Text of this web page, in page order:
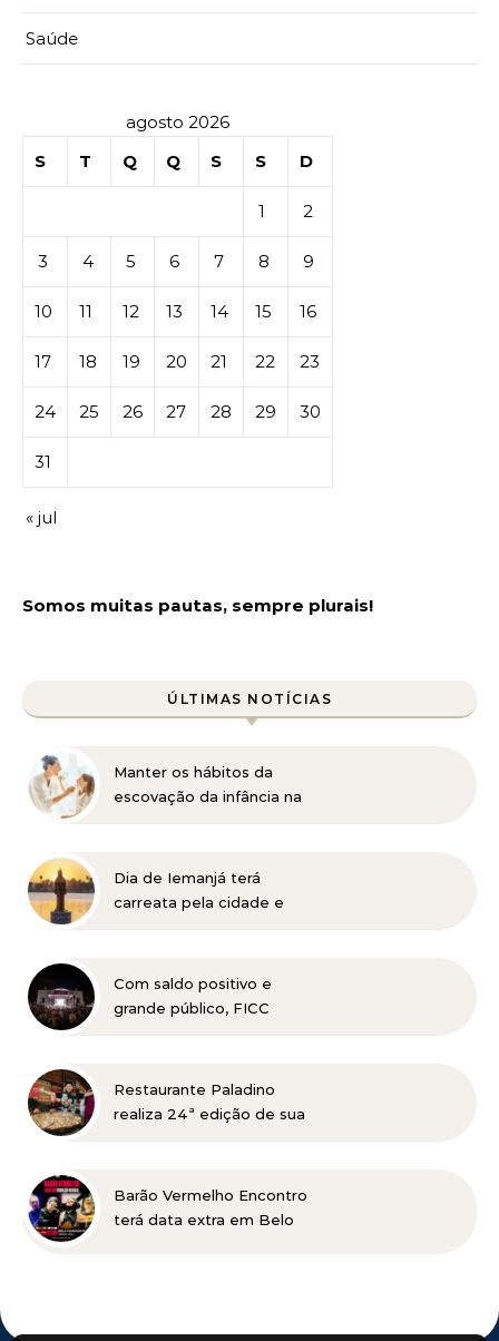
Saúde
agosto 2026
S
T Q Q S S D
1 2
3 4 5 6 7 8 9
10 11 12 13 14 15 16
17 18 19 20 21 22 23
24 25 26 27 28 29 30
31
« jul
Somos muitas pautas, sempre plurais!
ÚLTIMAS NOTÍCIAS
Manter os hábitos da
escovação da infância na
Dia de Iemanjá terá
carreata pela cidade e
Com saldo positivo e
grande público, FICC
Restaurante Paladino
realiza 24ª edição de sua
cozinha ao vivo e open
bar completo
Barão Vermelho Encontro
terá data extra em Belo